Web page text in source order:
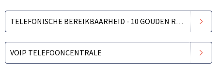
TELEFONISCHE BEREIKBAARHEID - 10 GOUDEN REGELS
VOIP TELEFOONCENTRALE